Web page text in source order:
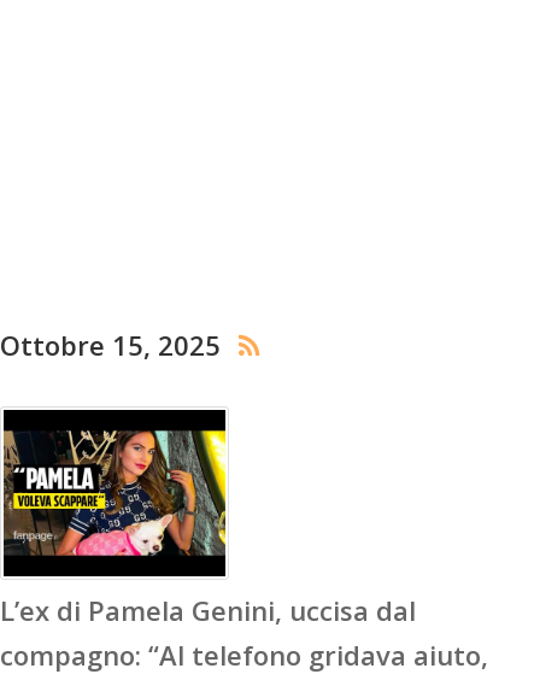
Ottobre 15, 2025
L’ex di Pamela Genini, uccisa dal
compagno: “Al telefono gridava aiuto,